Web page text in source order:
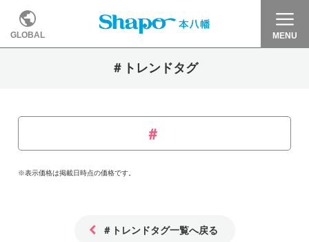
GLOBAL MENU
＃トレンドタグ
※表示価格は掲載日時点の価格です。
＃トレンドタグ一覧へ戻る